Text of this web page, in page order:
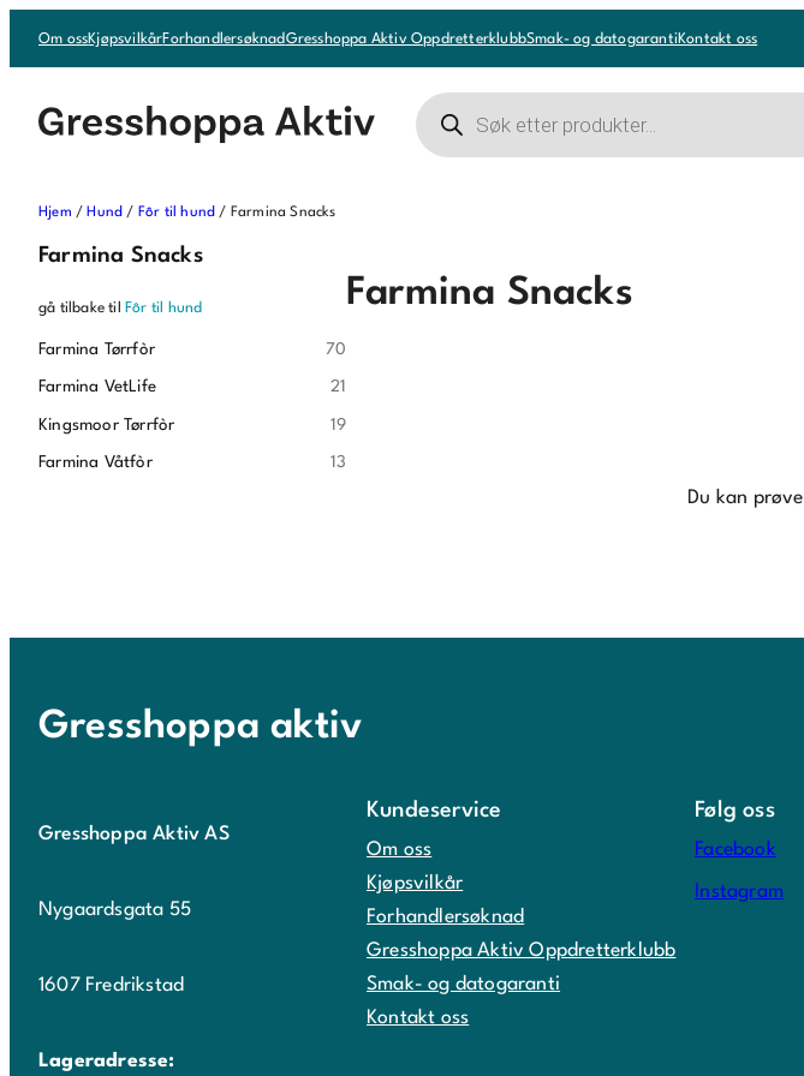
Om ossKjøpsvilkårForhandlersøknadGresshoppa Aktiv OppdretterklubbSmak- og datogarantiKontakt oss
Products
search
Hjem /Hund / Fôr til hund / Farmina Snacks
Farmina Snacks
gå tilbake til Fôr til hund
Farmina Tørrfòr 70
Farmina VetLife 21
Kingsmoor Tørrfòr 19
Farmina Våtfòr 13
Farmina Snacks
Du kan prøve
Gresshoppa aktiv
Gresshoppa Aktiv AS
Nygaardsgata 55
1607 Fredrikstad
Lageradresse:
Kundeservice
Om oss
Kjøpsvilkår
Forhandlersøknad
Gresshoppa Aktiv Oppdretterklubb
Smak- og datogaranti
Kontakt oss
Følg oss
Facebook
Instagram